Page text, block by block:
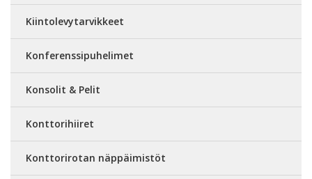
Kiintolevytarvikkeet
Konferenssipuhelimet
Konsolit & Pelit
Konttorihiiret
Konttorirotan näppäimistöt